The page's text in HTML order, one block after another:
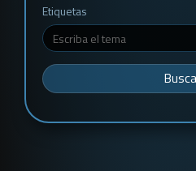
Etiquetas